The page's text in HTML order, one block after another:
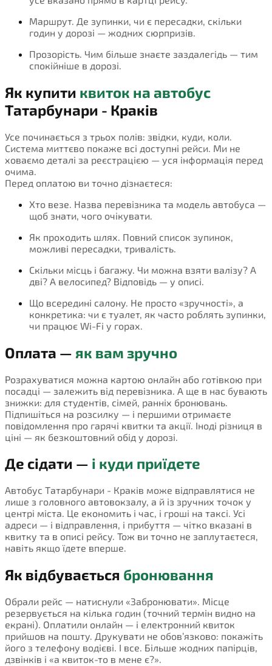
Маршрут. Де зупинки, чи є пересадки, скільки
годин у дорозі — жодних сюрпризів.
Прозорість. Чим більше знаєте заздалегідь — тим
спокійніше в дорозі.
Як купити квиток на автобус
Татарбунари - Краків
Усе починається з трьох полів: звідки, куди, коли.
Система миттєво покаже всі доступні рейси. Ми не
ховаємо деталі за реєстрацією — уся інформація перед
очима.
Перед оплатою ви точно дізнаєтеся:
Хто везе. Назва перевізника та модель автобуса —
щоб знати, чого очікувати.
Як проходить шлях. Повний список зупинок,
можливі пересадки, тривалість.
Скільки місць і багажу. Чи можна взяти валізу? А
дві? А велосипед? Відповідь — у описі.
Що всередині салону. Не просто «зручності», а
конкретика: чи є туалет, як часто роблять зупинки,
чи працює Wi-Fi у горах.
Оплата — як вам зручно
Розрахуватися можна картою онлайн або готівкою при
посадці — залежить від перевізника. А ще в нас бувають
знижки: для студентів, сімей, ранніх бронювань.
Підпишіться на розсилку — і першими отримаєте
повідомлення про гарячі квитки та акції. Іноді різниця в
ціні — як безкоштовний обід у дорозі.
Де сідати — і куди приїдете
Автобус Татарбунари - Краків може відправлятися не
лише з головного автовокзалу, а й із зручних точок у
центрі міста. Це економить і час, і гроші на таксі. Усі
адреси — і відправлення, і прибуття — чітко вказані в
квитку та в описі рейсу. Тож ви точно не заплутаєтеся,
навіть якщо їдете вперше.
Як відбувається бронювання
Обрали рейс — натиснули «Забронювати». Місце
резервується на кілька годин (точний термін видно на
екрані). Оплатили онлайн — і електронний квиток
прийшов на пошту. Друкувати не обов’язково: покажіть
його з телефону водієві. І все. Більше жодних папірців,
дзвінків і «а квиток-то в мене є?».